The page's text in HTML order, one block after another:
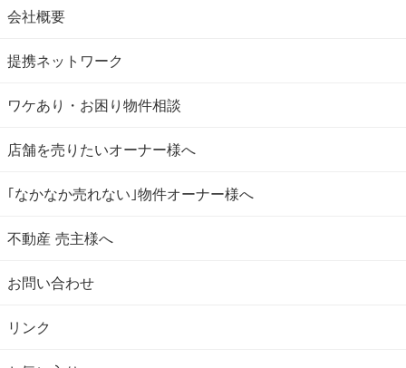
会社概要
提携ネットワーク
ワケあり・お困り物件相談
店舗を売りたいオーナー様へ
｢なかなか売れない｣物件オーナー様へ
不動産 売主様へ
お問い合わせ
リンク